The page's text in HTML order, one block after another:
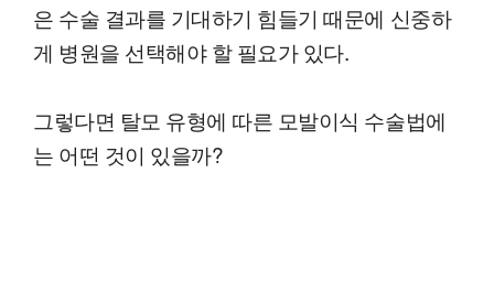
은 수술 결과를 기대하기 힘들기 때문에 신중하
게 병원을 선택해야 할 필요가 있다.
그렇다면 탈모 유형에 따른 모발이식 수술법에
는 어떤 것이 있을까?